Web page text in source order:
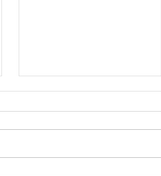
Visualisation